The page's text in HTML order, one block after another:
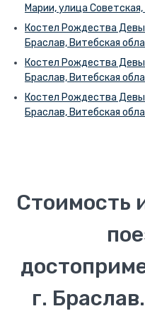
Марии, улица
Костел Рождества
Браслав, Витебская
Костел Рождества
Браслав, Витебская
Костел Рождества
Браслав, Витебская
Стоимость
г.